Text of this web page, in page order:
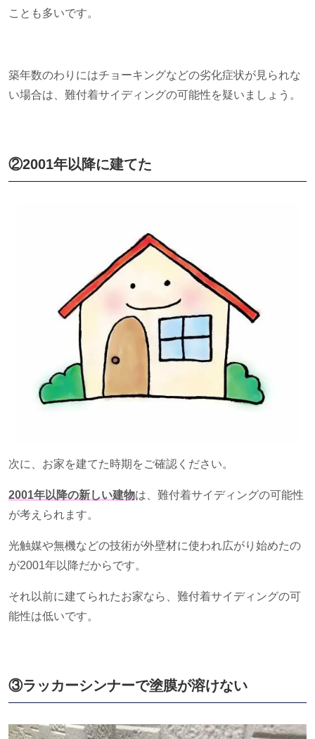
ことも多いです。
築年数のわりにはチョーキングなどの劣化症状が見られな
い場合は、難付着サイディングの可能性を疑いましょう。
②2001年以降に建てた
次に、お家を建てた時期をご確認ください。
2001年以降の新しい建物は、難付着サイディングの可能性
が考えられます。
光触媒や無機などの技術が外壁材に使われ広がり始めたの
が2001年以降だからです。
それ以前に建てられたお家なら、難付着サイディングの可
能性は低いです。
③ラッカーシンナーで塗膜が溶けない